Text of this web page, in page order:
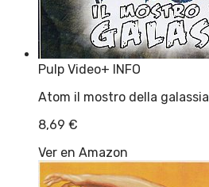
Pulp Video+ INFO
Atom il mostro della galassia
8,69 €
Ver en Amazon